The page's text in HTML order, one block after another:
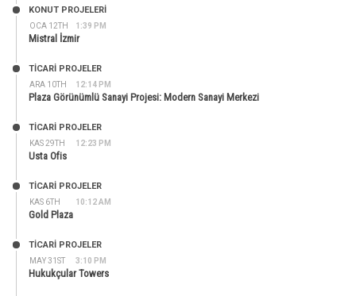
OCA 12TH 1:39 PM
KONUT PROJELERI
Mistral İzmir
ARA 10TH 12:14 PM
TİCARİ PROJELER
Plaza Görünümlü Sanayi Projesi: Modern Sanayi Merkezi
KAS 29TH 12:23 PM
TİCARİ PROJELER
Usta Ofis
KAS 6TH 10:12 AM
TİCARİ PROJELER
Gold Plaza
MAY 31ST 3:10 PM
TİCARİ PROJELER
Hukukçular Towers